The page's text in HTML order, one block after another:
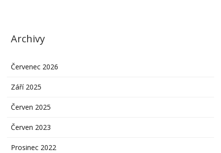
Archivy
Červenec 2026
Září 2025
Červen 2025
Červen 2023
Prosinec 2022